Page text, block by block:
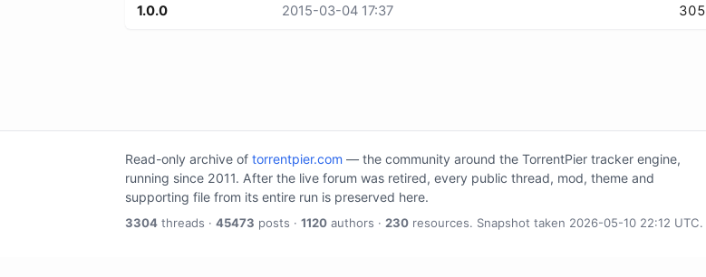
1.0.0 2015-03-04 17:37 305
Read-only archive of torrentpier.com — the community around the TorrentPier tracker engine,
running since 2011. After the live forum was retired, every public thread, mod, theme and
supporting file from its entire run is preserved here.
3304 threads · 45473 posts · 1120 authors · 230 resources. Snapshot taken 2026-05-10 22:12 UTC.